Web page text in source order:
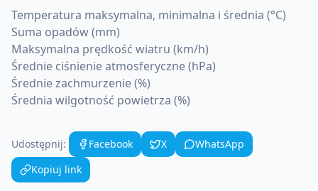
Temperatura maksymalna, minimalna i średnia (°C)
Suma opadów (mm)
Maksymalna prędkość wiatru (km/h)
Średnie ciśnienie atmosferyczne (hPa)
Średnie zachmurzenie (%)
Średnia wilgotność powietrza (%)
Udostępnij: Facebook X
WhatsApp
Kopiuj link